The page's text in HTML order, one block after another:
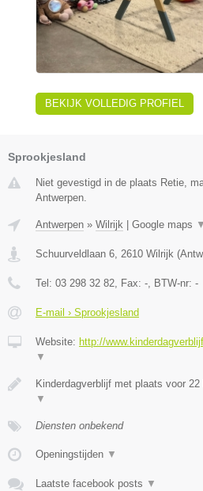
BEKIJK VOLLEDIG PROFIEL
Sprookjesland
Niet gevestigd in de plaats Retie,
Antwerpen.
Antwerpen » Wilrijk Google maps ▼
Schuurveldlaan 6, 2610 Wilrijk (
Tel: 03 298 32 82, Fax: -, BTW-nr: -
E-mail › Sprookjesland
Website: http://
▼
Kinderdagverblijf met plaats voor
▼
Diensten onbekend
Openingstijden ▼
Laatste facebook posts ▼